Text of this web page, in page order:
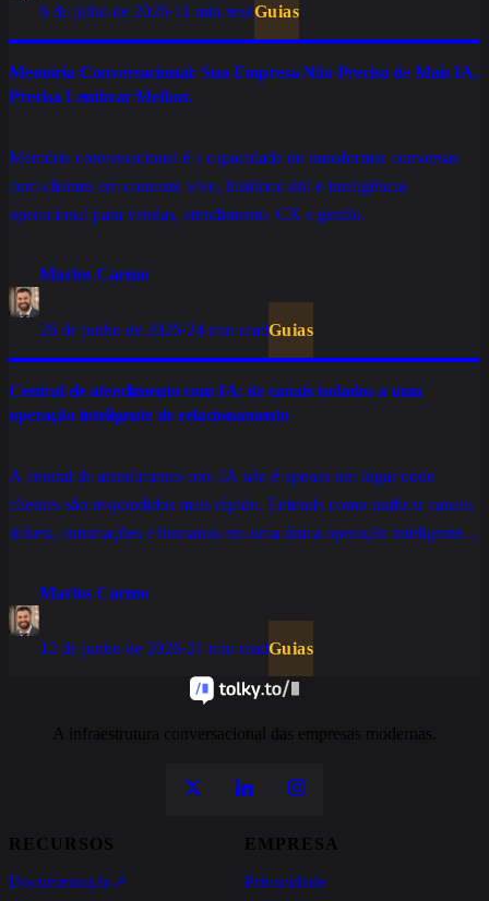
6 de julho de 2026·11 min readGuias
Memória Conversacional: Sua Empresa Não Precisa de Mais IA.
Precisa Lembrar Melhor.
Memória conversacional é a capacidade de transformar conversas
com clientes em contexto vivo, histórico útil e inteligência
operacional para vendas, atendimento, CX e gestão.
Marlos Carmo
26 de junho de 2026·24 min readGuias
Central de atendimento com IA: de canais isolados a uma
operação inteligente de relacionamento
A central de atendimento com IA não é apenas um lugar onde
clientes são respondidos mais rápido. Entenda como unificar canais,
tickets, automações e humanos em uma única operação inteligente e
Marlos Carmo
12 de junho de 2026·21 min readGuias
A infraestrutura conversacional das empresas modernas.
RECURSOS
Documentação↗
EMPRESA
Privacidade